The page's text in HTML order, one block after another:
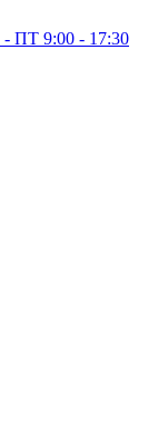
ПТ 9:00 - 17:30